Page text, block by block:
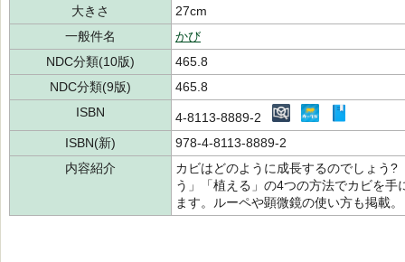
大きさ
27cm
一般件名
かび
NDC分類(10版)
465.8
NDC分類(9版)
465.8
ISBN
4-8113-8889-2
ISBN(新)
978-4-8113-8889-2
内容紹介
カビはどのように成長するのでしょう
う」「植える」の4つの方法でカビを
ます。ルーペや顕微鏡の使い方も掲載。